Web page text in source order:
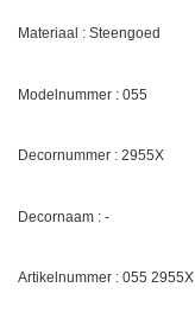
Materiaal : Steengoed
Modelnummer : 055
Decornummer : 2955X
Decornaam : -
Artikelnummer : 055 2955X